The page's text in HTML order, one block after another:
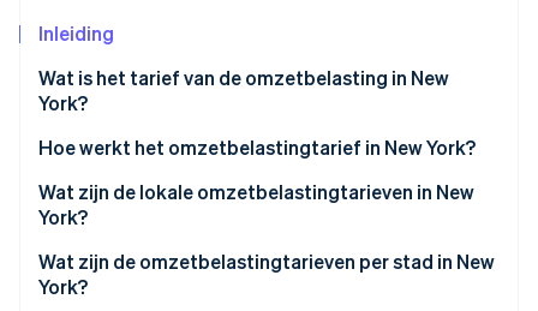
Stripe Sessions 2026
Nu bekijken
Inleiding
Wat is het tarief van de omzetbelasting in New
York?
Hoe werkt het omzetbelastingtarief in New York?
Wat zijn de lokale omzetbelastingtarieven in New
York?
Omzetbelasting van de staat New York in 2026
Wat zijn de omzetbelastingtarieven per stad in New
York?